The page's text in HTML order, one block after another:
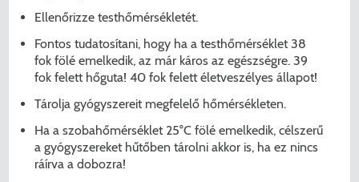
Ellenőrizze testhőmérsékletét.
Fontos tudatosítani, hogy ha a testhőmérséklet 38
fok fölé emelkedik, az már káros az egészségre. 39
fok felett hőguta! 40 fok felett életveszélyes állapot!
Tárolja gyógyszereit megfelelő hőmérsékleten.
Ha a szobahőmérséklet 25°C fölé emelkedik, célszerű
a gyógyszereket hűtőben tárolni akkor is, ha ez nincs
ráírva a dobozra!
KERESÉS